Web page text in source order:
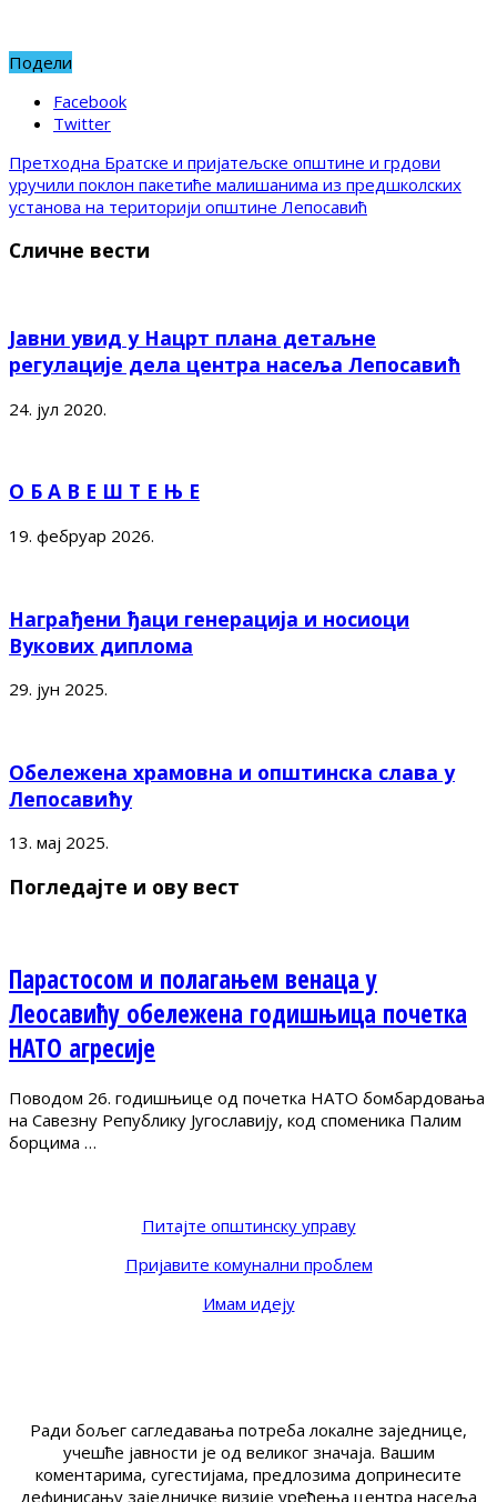
Подели
Facebook
Twitter
Претходна Братске и пријатељске општине и грдови
уручили поклон пакетиће малишанима из предшколских
установа на територији општине Лепосавић
Сличне вести
Јавни увид у Нацрт плана детаљне
регулације дела центра насеља Лепосавић
24. јул 2020.
О Б А В Е Ш Т Е Њ Е
19. фебруар 2026.
Награђени ђаци генерација и носиоци
Вукових диплома
29. јун 2025.
Обележена храмовна и општинска слава у
Лепосавићу
13. мај 2025.
Погледајте и ову вест
Парастосом и полагањем венаца у
Леосавићу обележена годишњица почетка
НАТО агресије
Поводом 26. годишњице од почетка НАТО бомбардовања
на Савезну Републику Југославију, код споменика Палим
борцима …
Питајте општинску управу
Пријавите комунални проблем
Имам идеју
Ради бољег сагледавања потреба локалне заједнице,
учешће јавности је од великог значаја. Вашим
коментарима, сугестијама, предлозима допринесите
дефинисању заједничке визије уређења центра насеља